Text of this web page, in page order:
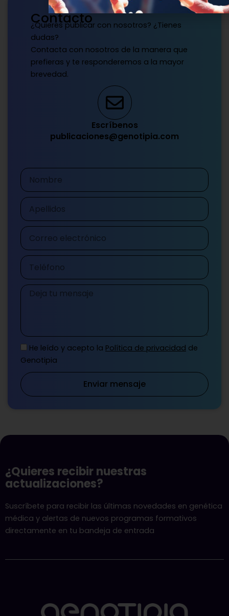
Contacto
¿Quieres publicar con nosotros? ¿Tienes
dudas?
Contacta con nosotros de la manera que
prefieras y te responderemos a la mayor
brevedad.
Escríbenos
publicaciones@genotipia.com
Nombre
Apellidos
Correo
electrónico
Teléfono
Mensaje
He leído y acepto la Política de privacidad de
Genotipia
Enviar mensaje
¿Quieres recibir nuestras
actualizaciones?
Suscríbete para recibir las últimas novedades en genética
médica y alertas de nuevos programas formativos
directamente en tu bandeja de entrada